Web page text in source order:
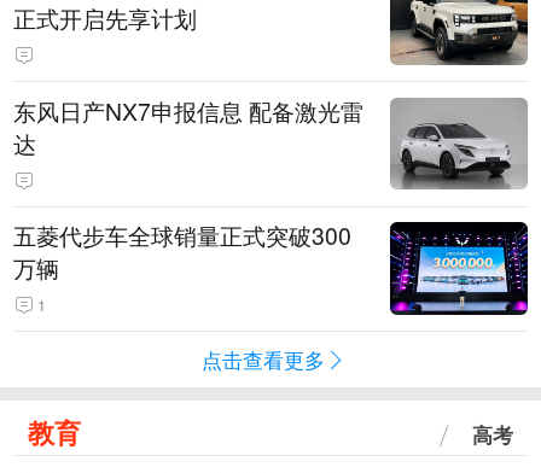
正式开启先享计划
东风日产NX7申报信息 配备激光雷
达
五菱代步车全球销量正式突破300
万辆
1
点击查看更多
教育 高考